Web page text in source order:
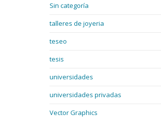
Sin categoría
talleres de joyeria
teseo
tesis
universidades
universidades privadas
Vector Graphics